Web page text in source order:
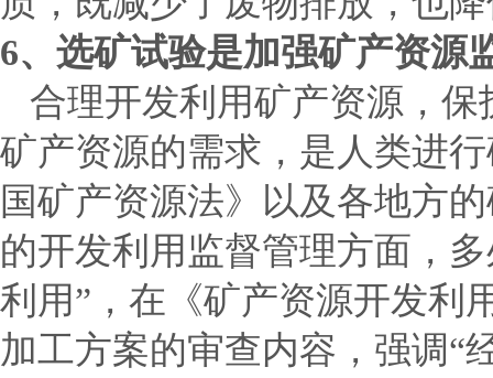
6、选矿试验是加强矿产资源
合理开发利用矿产资源，保
矿产资源的需求，是人类进
国矿产资源法》以及各地方
的开发利用监督管理方面，
利用” ，在《矿产资源开发利
加工方案的审查内容，强调“